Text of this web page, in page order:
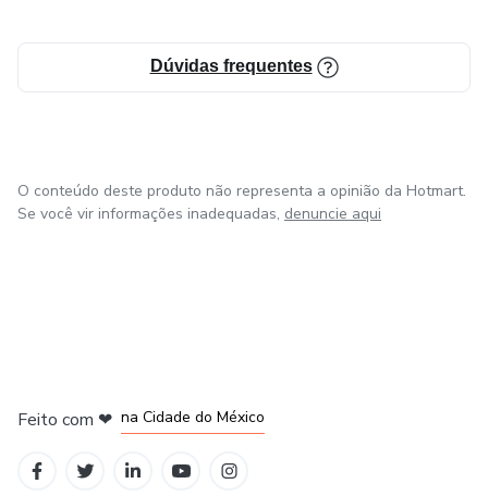
Dúvidas frequentes
O conteúdo deste produto não representa a opinião da Hotmart.
Se você vir informações inadequadas, denuncie aqui
Feito com ❤ na Cidade do México